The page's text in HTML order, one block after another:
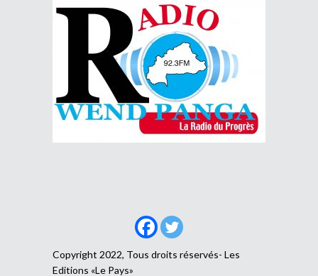
Copyright 2022, Tous droits réservés- Les
Editions «Le Pays»